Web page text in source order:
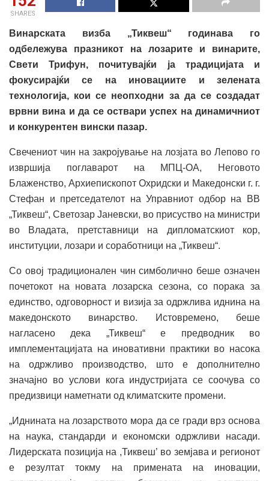
SHARES
Винарската визба „Тиквеш“ годинава го
одбележува празникот на лозарите и винарите,
Свети Трифун, почитувајќи ја традицијата и
фокусирајќи се на иновациите и зелената
технологија, кои се неопходни за да се создадат
врвни вина и да се оствари успех на динамичниот
и конкурентен вински пазар.
Свечениот чин на закројување на лозјата во Лепово го
извршија поглаварот на МПЦ-ОА, Неговото
Блаженство, Архиепископот Охридски и Македонски г. г.
Стефан и претседателот на Управниот одбор на ВВ
„Тиквеш“, Светозар Јаневски, во присуство на министри
во Владата, претставници на дипломатскиот кор,
институции, лозари и соработници на „Тиквеш“.
Со овој традиционален чин симболично беше означен
почетокот на новата лозарска сезона, со порака за
единство, одговорност и визија за одржлива иднина на
македонското винарство. Истовремено, беше
нагласено дека „Тиквеш“ е предводник во
имплементацијата на иновативни практики во насока
на одржливо производство, што е дополнително
значајно во услови кога индустријата се соочува со
предизвици наметнати од климатските промени.
„Иднината на лозарството мора да се гради врз основа
на наука, стандарди и економски одржливи насади.
Лидерската позиција на ,Тиквеш’ во земјава и регионот
е резултат токму на примената на иновации,